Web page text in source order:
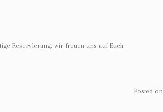
Reservierung, wir freuen uns auf Euch.
Posted on